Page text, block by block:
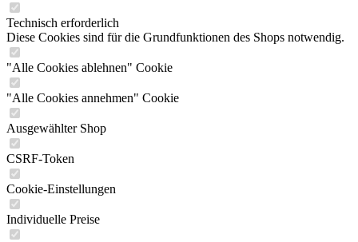
Technisch erforderlich
Diese Cookies sind für die Grundfunktionen des Shops notwendig.
"Alle Cookies ablehnen" Cookie
"Alle Cookies annehmen" Cookie
Ausgewählter Shop
CSRF-Token
Cookie-Einstellungen
Individuelle Preise